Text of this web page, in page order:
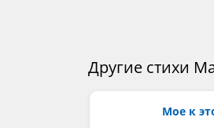
Другие стихи
Мое к